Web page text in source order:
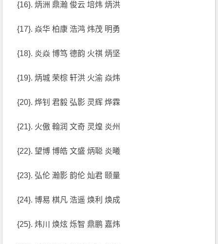
{16}. 炳洲 鼎瀚 俊云 培炜 炳洪
{17}. 焱华 柏康 浩鸿 炜茂 明勇
{18}. 炎焱 博笃 德韵 火祺 炳坚
{19}. 炳城 荣棕 轩洪 火渝 焱炜
{20}. 烨钊 君毅 弘影 灵辉 烨霖
{21}. 火傲 翰润 文奇 灵煌 炎州
{22}. 望博 博皓 文盛 炳聪 炎曦
{23}. 弘伦 瀚影 韵伦 灿君 颐量
{24}. 博易 棋凡 浩遥 焕利 焕成
{25}. 炜川 焕炫 烁智 鼎鹏 嘉炜